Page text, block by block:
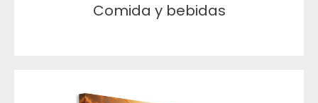
Comida y bebidas